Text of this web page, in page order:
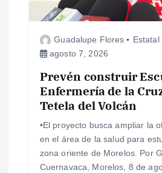
Guadalupe Flores
Estatal
agosto 7, 2026
Prevén construir
Enfermería de la
Tetela del Volcán
•El proyecto busca ampliar la
en el área de la salud para
zona oriente de Morelos. Por
Cuernavaca, Morelos, 8 de